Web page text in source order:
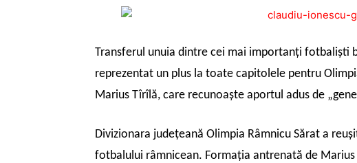
Transferul unuia dintre cei mai importanţi fotbalişti
reprezentat un plus la toate capitolele pentru
Marius Tîrîlă, care recunoaşte aportul adus de
Divizionara judeţeană Olimpia Râmnicu Sărat a
fotbalului râmnicean. Formaţia antrenată de